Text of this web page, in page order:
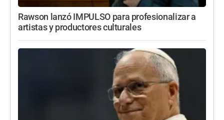
Rawson lanzó IMPULSO para profesionalizar a
artistas y productores culturales